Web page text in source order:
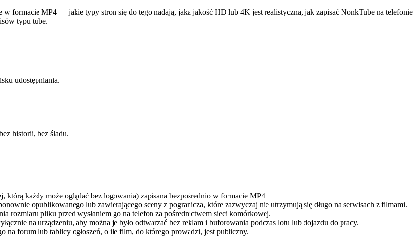
formacie MP4 — jakie typy stron się do tego nadają, jaka jakość HD lub 4K jest realistyczna, jak zapisać NonkTube na telefonie
typu tube.
udostępniania.
historii, bez śladu.
każdy może oglądać bez logowania) zapisana bezpośrednio w formacie MP4.
opublikowanego lub zawierającego sceny z pogranicza, które zazwyczaj nie utrzymują się długo na serwisach z filmami.
rozmiaru pliku przed wysłaniem go na telefon za pośrednictwem sieci komórkowej.
na urządzeniu, aby można je było odtwarzać bez reklam i buforowania podczas lotu lub dojazdu do pracy.
na forum lub tablicy ogłoszeń, o ile film, do którego prowadzi, jest publiczny.